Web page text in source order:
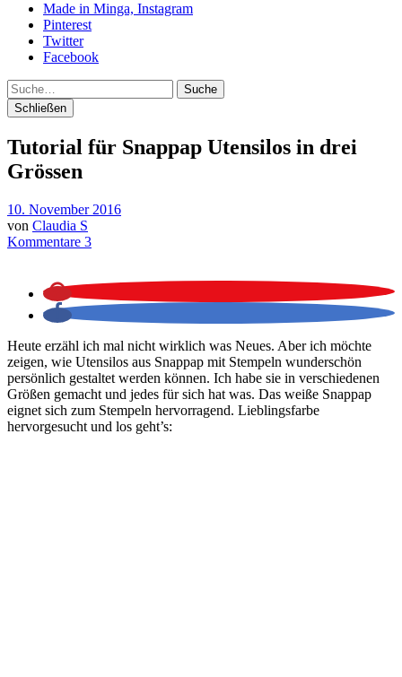
Made in Minga, Instagram
Pinterest
Twitter
Facebook
Suche
Schließen
Tutorial für Snappap Utensilos in drei
Grössen
10. November 2016
von Claudia S
Kommentare 3
Heute erzähl ich mal nicht wirklich was Neues. Aber ich möchte
zeigen, wie Utensilos aus Snappap mit Stempeln wunderschön
persönlich gestaltet werden können. Ich habe sie in verschiedenen
Größen gemacht und jedes für sich hat was. Das weiße Snappap
eignet sich zum Stempeln hervorragend. Lieblingsfarbe
hervorgesucht und los geht’s: